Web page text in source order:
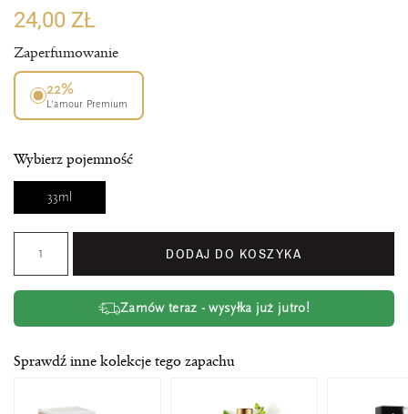
24,00 ZŁ
Zaperfumowanie
22%
L’amour Premium
Wybierz pojemność
33ml
DODAJ DO KOSZYKA
Zamów teraz - wysyłka już jutro!
Sprawdź inne kolekcje tego zapachu